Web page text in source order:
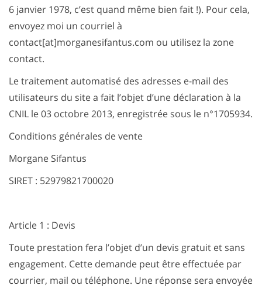
6 janvier 1978, c’est quand même bien fait !). Pour cela,
envoyez moi un courriel à
contact[at]morganesifantus.com ou utilisez la zone
contact.
Le traitement automatisé des adresses e-mail des
utilisateurs du site a fait l’objet d’une déclaration à la
CNIL le 03 octobre 2013, enregistrée sous le n°1705934.
Conditions générales de vente
Morgane Sifantus
SIRET : 52979821700020
Article 1 : Devis
Toute prestation fera l’objet d’un devis gratuit et sans
engagement. Cette demande peut être effectuée par
courrier, mail ou téléphone. Une réponse sera envoyée